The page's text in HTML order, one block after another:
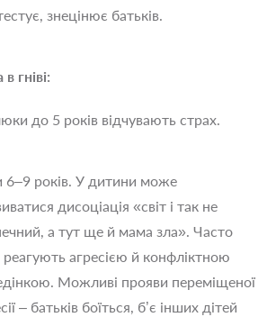
знецінює батьків.
гніві:
до 5 років відчувають страх.
6–9 років. У дитини може
дисоціація «світ і так не
а тут ще й мама зла». Часто
реагують агресією й конфліктною
Можливі прояви переміщеної
– батьків боїться, б’є інших дітей